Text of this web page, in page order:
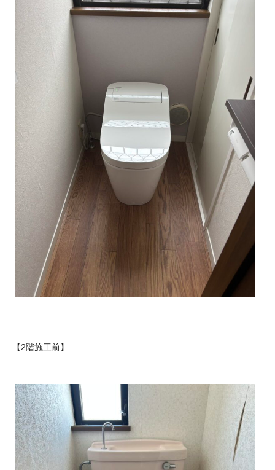
【2階施工前】